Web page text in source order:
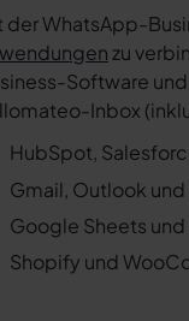
der WhatsApp-
zu
Software
Inbox
HubSpot,
Gmail, Outlook und
Google Sheets und
Shopify und